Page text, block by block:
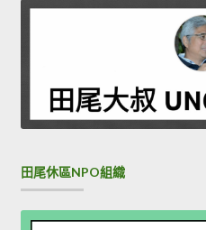
田尾休區NPO組織